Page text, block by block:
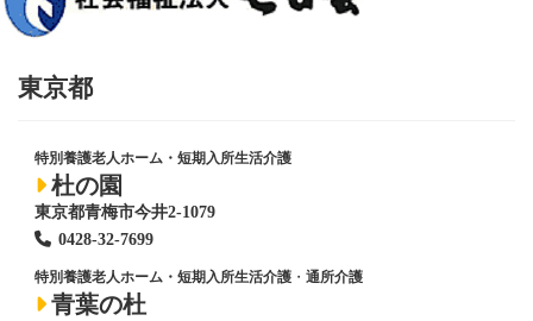
送
り
東京都
特別養護老人ホーム・短期入所生活介護
杜の園
東京都青梅市今井2-1079
0428-32-7699
特別養護老人ホーム・短期入所生活介護 ・ 通所介護
青葉の杜